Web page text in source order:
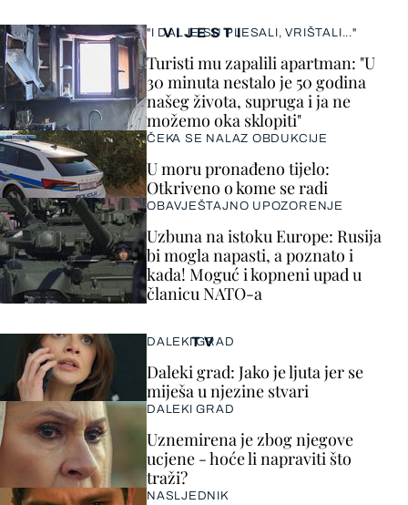
VIJESTI
"I DALJE SU PLESALI, VRIŠTALI..."
Turisti mu zapalili apartman: "U
30 minuta nestalo je 50 godina
našeg života, supruga i ja ne
možemo oka sklopiti"
ČEKA SE NALAZ OBDUKCIJE
U moru pronađeno tijelo:
Otkriveno o kome se radi
OBAVJEŠTAJNO UPOZORENJE
Uzbuna na istoku Europe: Rusija
bi mogla napasti, a poznato i
kada! Moguć i kopneni upad u
članicu NATO-a
TV
DALEKI GRAD
Daleki grad: Jako je ljuta jer se
miješa u njezine stvari
DALEKI GRAD
Uznemirena je zbog njegove
ucjene - hoće li napraviti što
traži?
NASLJEDNIK